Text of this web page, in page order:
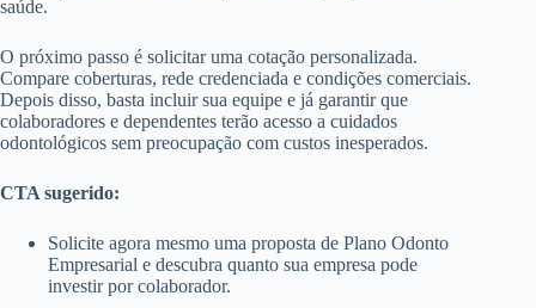
saúde.
O próximo passo é solicitar uma cotação personalizada.
Compare coberturas, rede credenciada e condições comerciais.
Depois disso, basta incluir sua equipe e já garantir que
colaboradores e dependentes terão acesso a cuidados
odontológicos sem preocupação com custos inesperados.
CTA sugerido:
Solicite agora mesmo uma proposta de Plano Odonto
Empresarial e descubra quanto sua empresa pode
investir por colaborador.